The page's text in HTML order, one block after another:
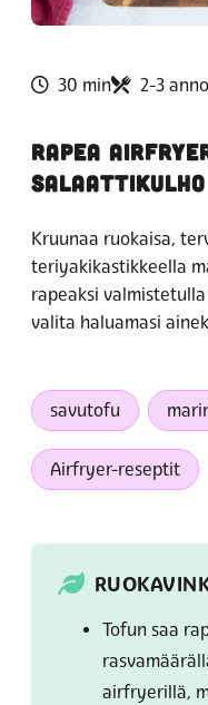
30 min 2-3
RAPEA
SALAATTIKULHO
Kruunaa ruokaisa,
teriyakikastikkeella
rapeaksi
valita haluamasi
savutofu
Airfryer-reseptit
Tofun saa
airfryerillä,